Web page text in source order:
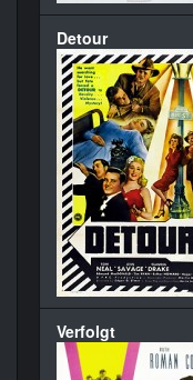
Detour
Verfolgt